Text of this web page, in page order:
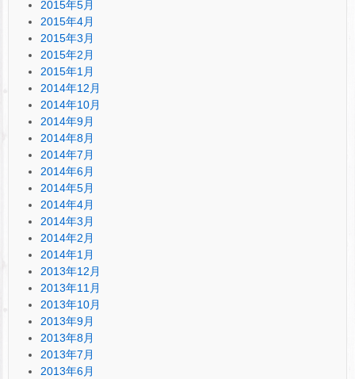
2015年5月
2015年4月
2015年3月
2015年2月
2015年1月
2014年12月
2014年10月
2014年9月
2014年8月
2014年7月
2014年6月
2014年5月
2014年4月
2014年3月
2014年2月
2014年1月
2013年12月
2013年11月
2013年10月
2013年9月
2013年8月
2013年7月
2013年6月